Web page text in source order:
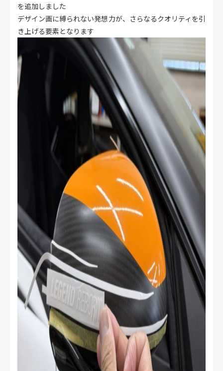
を追加しました
デザイン画に縛られない発想力が、さらなるクオリティを引
き上げる要素となります